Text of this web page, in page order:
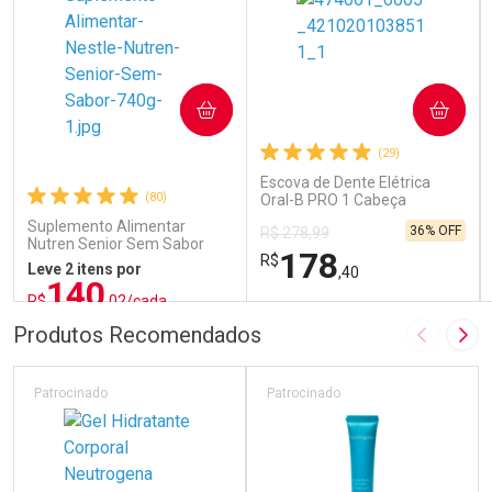
(80)
Suplemento Alimentar
Nutren Senior Sem Sabor
740g
Leve 2 itens por
R$140,02/cada
COMPRAR
FECHAR
FECHAR
Por Menos
(29)
Escova de Dente Elétrica
Oral-B PRO 1 Cabeça
Redonda Recarregável 1
Unidade
R$ 278,99
R$178,40
36% OFF
COMPRAR
Por Menos
Produtos Recomendados Imagem
Patrocinado Patrocinado